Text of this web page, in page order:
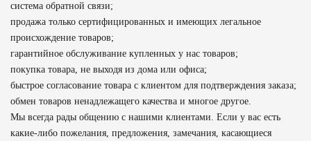
система обратной связи;
продажа только сертифицированных и имеющих легальное
происхождение товаров;
гарантийное обслуживание купленных у нас товаров;
покупка товара, не выходя из дома или офиса;
быстрое согласование товара с клиентом для подтверждения заказа;
обмен товаров ненадлежащего качества и многое другое.
Мы всегда рады общению с нашими клиентами. Если у вас есть
какие-либо пожелания, предложения, замечания, касающиеся